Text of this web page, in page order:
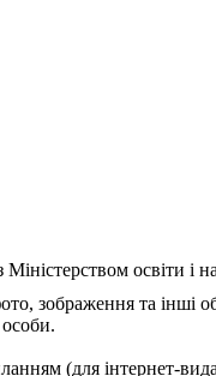
Міністерством освіти
зображення та інші
особи.
(для інтернет-